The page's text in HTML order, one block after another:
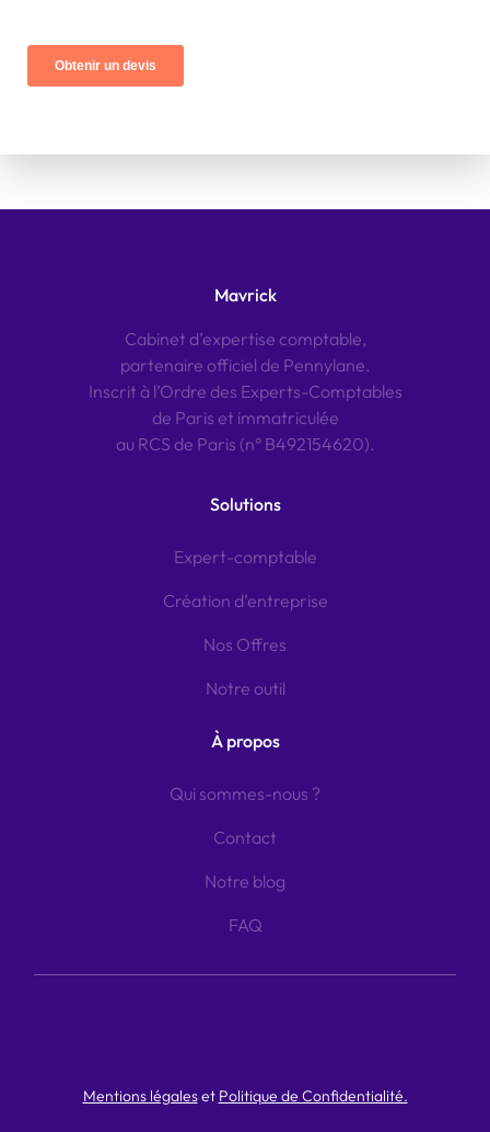
Mavrick
Cabinet d’expertise comptable,
partenaire officiel de Pennylane.
Inscrit à l’Ordre des Experts-Comptables
de Paris et immatriculée
au RCS de Paris (n° B492154620).
Solutions
Expert-comptable
Création d’entreprise
Nos Offres
Notre outil
À propos
Qui sommes-nous ?
Contact
Notre blog
FAQ
Mentions légaleset Politique de Confidentialité.